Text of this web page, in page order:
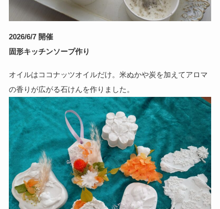
2026/6/7 開催
固形キッチンソープ作り
オイルはココナッツオイルだけ。米ぬかや炭を加えてアロマ
の香りが広がる石けんを作りました。